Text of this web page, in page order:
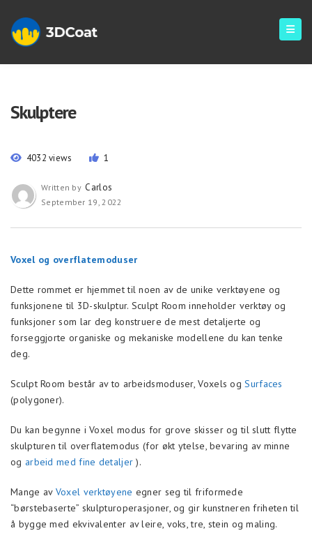
Skulptere
4032 views 1
Written by Carlos
September 19, 2022
Voxel og overflatemoduser
Dette rommet er hjemmet til noen av de unike verktøyene og
funksjonene til 3D-skulptur. Sculpt Room inneholder verktøy og
funksjoner som lar deg konstruere de mest detaljerte og
forseggjorte organiske og mekaniske modellene du kan tenke
deg.
Sculpt Room består av to arbeidsmoduser, Voxels ogSurfaces
(polygoner).
Du kan begynne i Voxel modus for grove skisser og til slutt flytte
skulpturen til overflatemodus (for økt ytelse, bevaring av minne
og arbeid med fine detaljer ).
Mange av Voxel verktøyene egner seg til friformede
“børstebaserte” skulpturoperasjoner, og gir kunstneren friheten til
å bygge med ekvivalenter av leire, voks, tre, stein og maling.